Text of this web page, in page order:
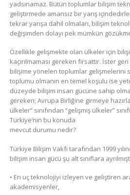
yadsınamaz. Bütün toplumlar bilişim
geliştirmede amansız bir yarış
tekrar yarışa dahil olmaları, bilişim
değişimden dolayı pek mümkün
Özellikle gelişmekte olan ülkeler için
kaçırılmaması gereken fırsattır. İster
bilişime yönelen toplumlar gelişmelerini
toplumu olmanın en temel koşulu ise
düzeyde bilişim insan gücüne sahip
gereken; Avrupa Birliğine girmeye
ülkeler” sınıfından “gelişmiş ülkeler”
Türkiye’nin bu konuda
mevcut durumu nedir?
Türkiye Bilişim Vakfı tarafından 1999
bilişim insan gücü şu alt sınıflara
• En uç teknolojiyi izleyen ve geliştiren
akademisyenler,